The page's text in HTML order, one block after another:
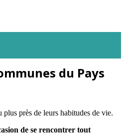
du Pays
plus près de leurs habitudes de vie.
de se rencontrer tout